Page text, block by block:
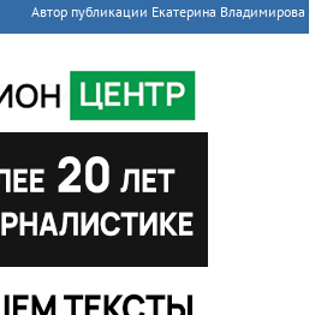
Автор публикации Екатерина Владимирова